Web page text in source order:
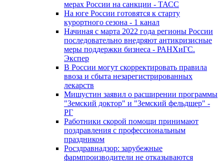
мерах России на санкции - ТАСС
На юге России готовятся к старту
курортного сезона - 1 канал
Начиная с марта 2022 года регионы России
последовательно внедряют антикризисные
меры поддержки бизнеса - РАНХиГС.
Экспер
В России могут скорректировать правила
ввоза и сбыта незарегистрированных
лекарств
Мишустин заявил о расширении программы
"Земский доктор" и "Земский фельдшер" -
РГ
Работники скорой помощи принимают
поздравления с профессиональным
праздником
Росздравнадзор: зарубежные
фармпроизводители не отказываются